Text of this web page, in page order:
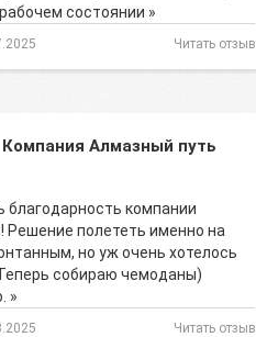
состоянии »
Читать отзыв
Компания Алмазный путь
благодарность компании
Решение полететь именно на
но уж очень хотелось
собираю чемоданы)
»
Читать отзыв